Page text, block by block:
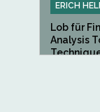
ERICH
Lob für
Analysis